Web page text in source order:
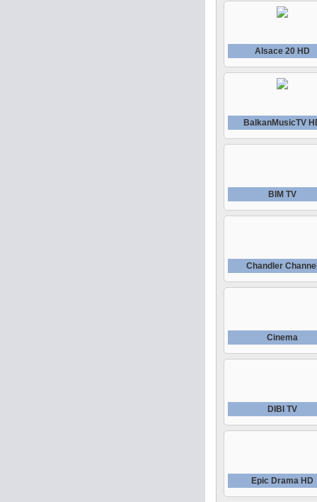
Alsace 20 HD
BalkanMusicTV
BIM TV
Chandler
Cinema
DIBI TV
Epic Drama HD